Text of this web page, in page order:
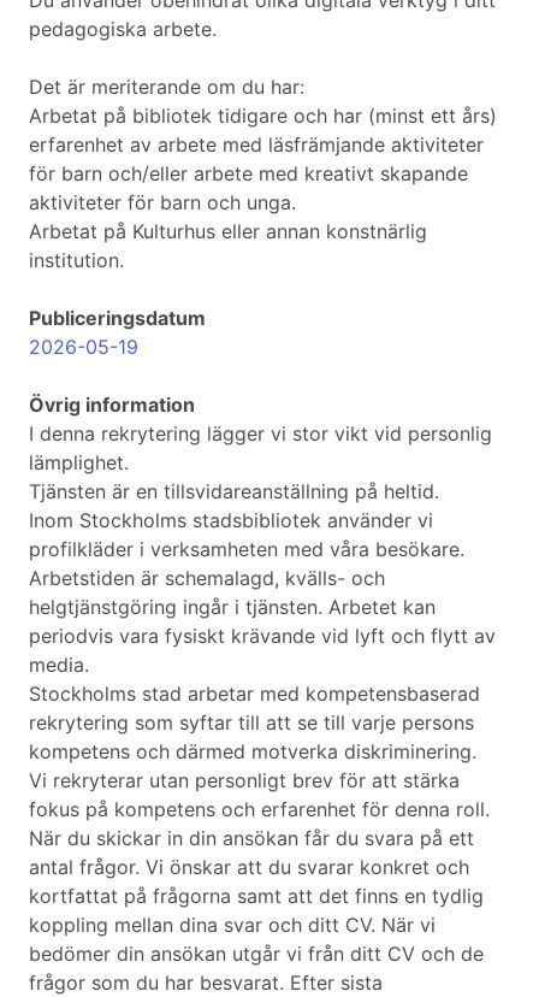
pedagogiska arbete.
Det är meriterande om du har:
Arbetat på bibliotek tidigare och har (minst ett års)
erfarenhet av arbete med läsfrämjande aktiviteter
för barn och/eller arbete med kreativt skapande
aktiviteter för barn och unga.
Arbetat på Kulturhus eller annan konstnärlig
institution.
Publiceringsdatum
2026-05-19
Övrig information
I denna rekrytering lägger vi stor vikt vid personlig
lämplighet.
Tjänsten är en tillsvidareanställning på heltid.
Inom Stockholms stadsbibliotek använder vi
profilkläder i verksamheten med våra besökare.
Arbetstiden är schemalagd, kvälls- och
helgtjänstgöring ingår i tjänsten. Arbetet kan
periodvis vara fysiskt krävande vid lyft och flytt av
media.
Stockholms stad arbetar med kompetensbaserad
rekrytering som syftar till att se till varje persons
kompetens och därmed motverka diskriminering.
Vi rekryterar utan personligt brev för att stärka
fokus på kompetens och erfarenhet för denna roll.
När du skickar in din ansökan får du svara på ett
antal frågor. Vi önskar att du svarar konkret och
kortfattat på frågorna samt att det finns en tydlig
koppling mellan dina svar och ditt CV. När vi
bedömer din ansökan utgår vi från ditt CV och de
frågor som du har besvarat. Efter sista